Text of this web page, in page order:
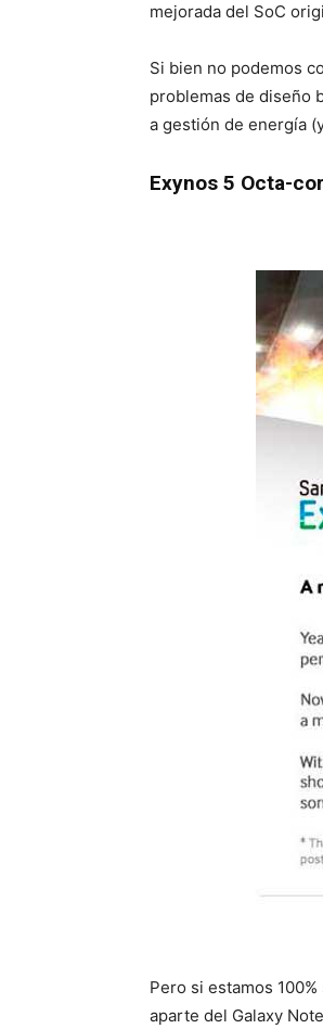
mejorada del SoC
Si bien no podemos
problemas de diseño
a gestión de energía
Exynos 5 Octa-
Pero si estamos
aparte del Galaxy